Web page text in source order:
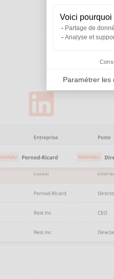
Voici
Partage de
Analyse et
Paramétrer les
Notre